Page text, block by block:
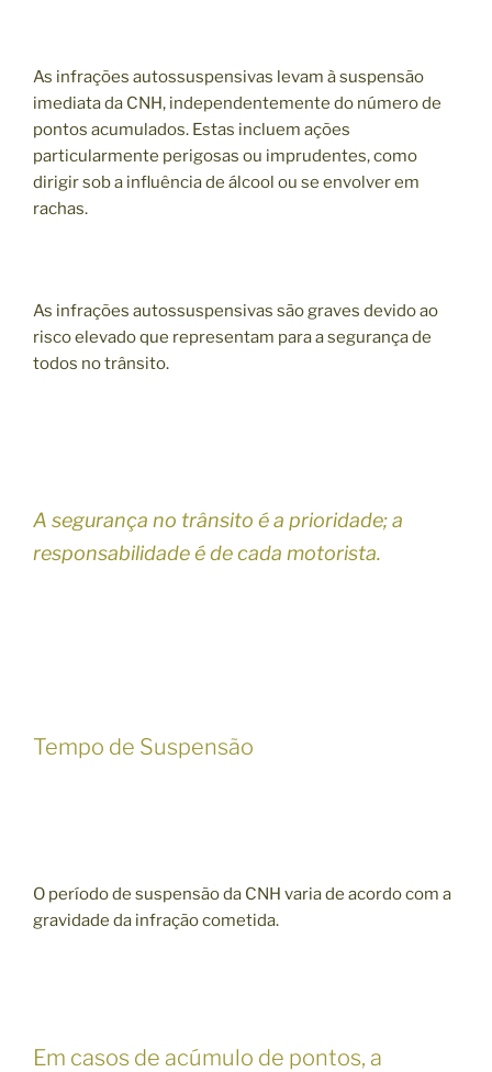
As infrações autossuspensivas levam à suspensão
imediata da CNH, independentemente do número de
pontos acumulados. Estas incluem ações
particularmente perigosas ou imprudentes, como
dirigir sob a influência de álcool ou se envolver em
rachas.
As infrações autossuspensivas são graves devido ao
risco elevado que representam para a segurança de
todos no trânsito.
A segurança no trânsito é a prioridade; a
responsabilidade é de cada motorista.
Tempo de Suspensão
O período de suspensão da CNH varia de acordo com a
gravidade da infração cometida.
Em casos de acúmulo de pontos, a